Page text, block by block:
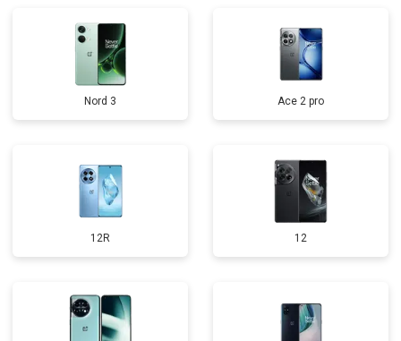
Nord 3 Ace 2 pro
12R 12